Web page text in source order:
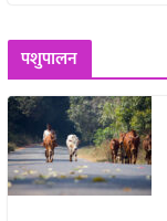
पशुपालन